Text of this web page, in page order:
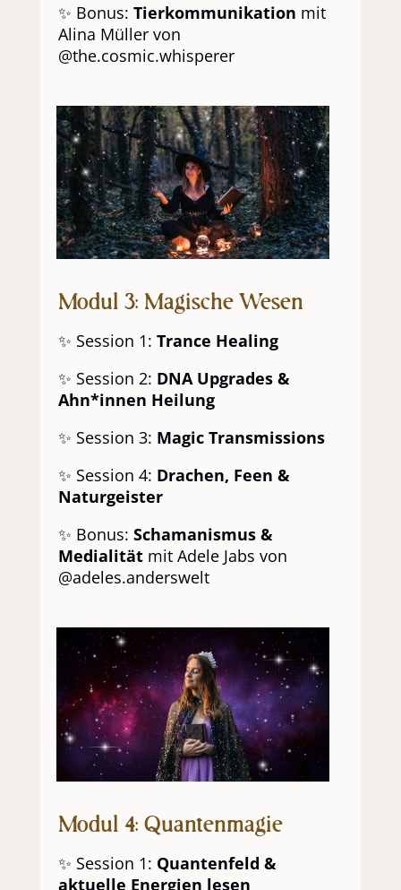
✨ Bonus: Tierkommunikation mit
Alina Müller von
@the.cosmic.whisperer
Modul 3: Magische Wesen
✨ Session 1: Trance Healing
✨ Session 2: DNA Upgrades &
Ahn*innen Heilung
✨ Session 3: Magic Transmissions
✨ Session 4: Drachen, Feen &
Naturgeister
✨ Bonus: Schamanismus &
Medialitätmit Adele Jabs von
@adeles.anderswelt
Modul 4: Quantenmagie
✨ Session 1: Quantenfeld &
aktuelle Energien lesen